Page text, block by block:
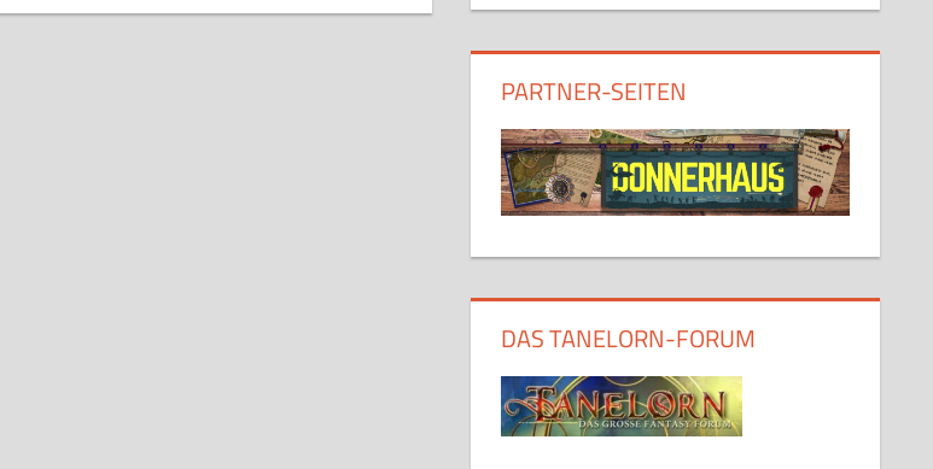
PARTNER-SEITEN
DAS TANELORN-FORUM